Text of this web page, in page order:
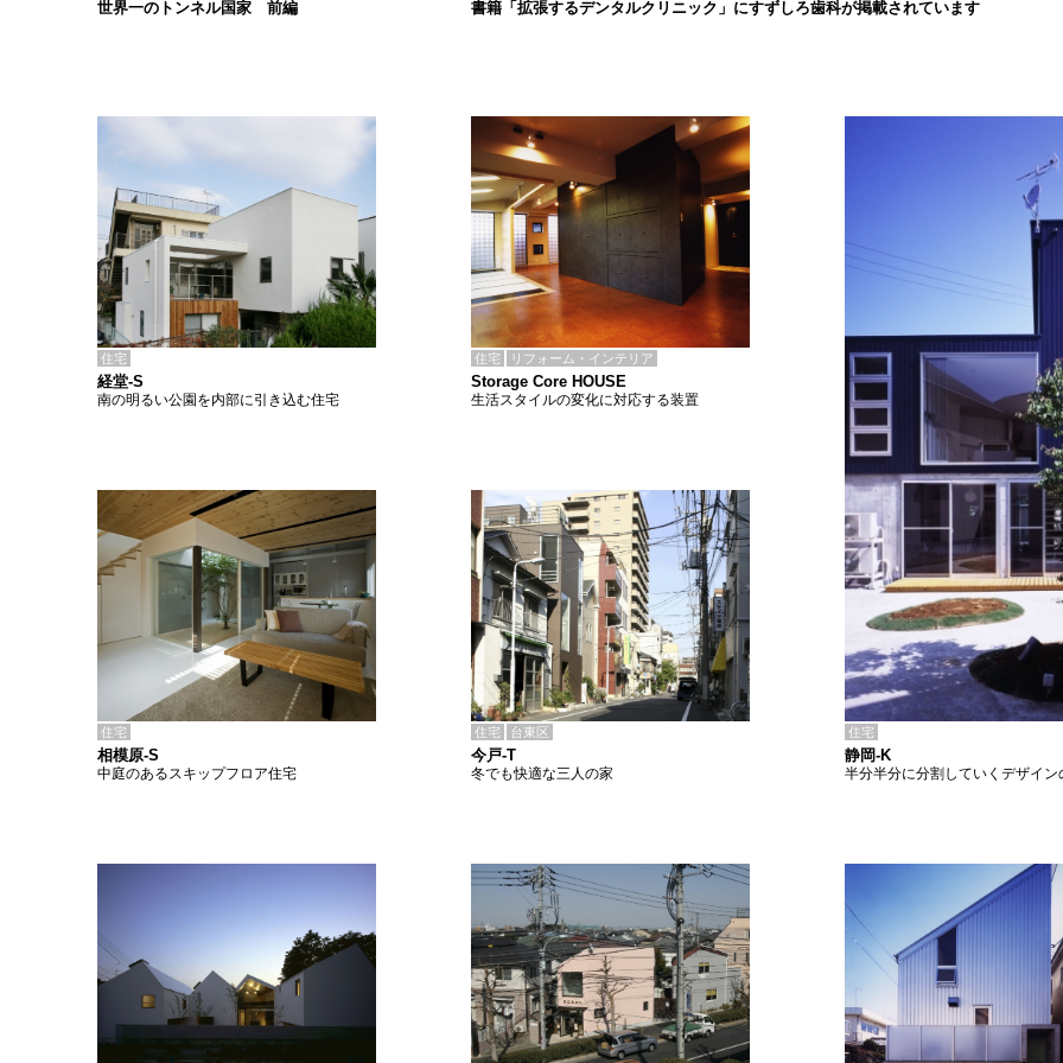
書籍「拡張するデンタルクリニック」にすずしろ歯科が掲載されています
世界一のトンネル国家 前編
住宅
経堂-S
南の明るい公園を内部に引き込む住宅
住宅 リフォーム・インテリア
Storage Core HOUSE
生活スタイルの変化に対応する装置
住宅
相模原-S
中庭のあるスキップフロア住宅
住宅 台東区
今戸-T
冬でも快適な三人の家
住宅
静岡-K
半分半分に分割していくデザイン